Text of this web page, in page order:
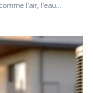
l'air, l'eau…